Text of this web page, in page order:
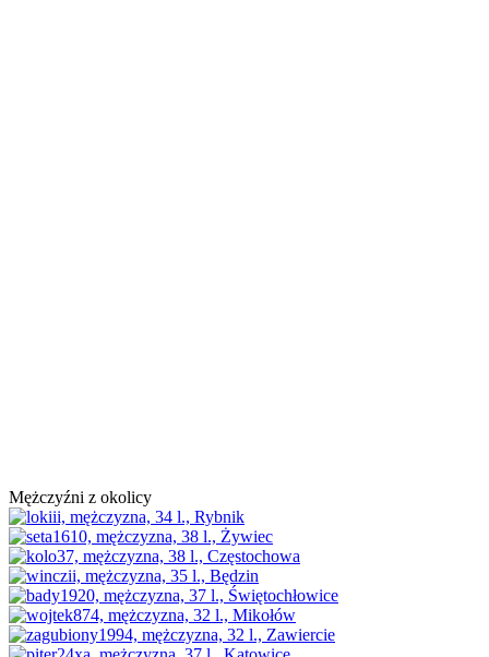
Mężczyźni z okolicy